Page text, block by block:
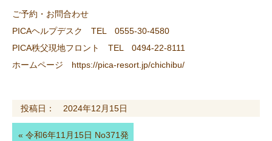
ご予約・お問合わせ
PICAヘルプデスク TEL 0555-30-4580
PICA秩父現地フロント TEL 0494-22-8111
ホームページ https://pica-resort.jp/chichibu/
投稿日： 2024年12月15日
« 令和6年11月15日 No371発